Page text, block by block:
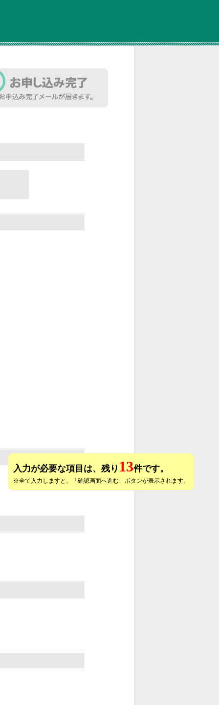
入力が必要な項目は、残り 13件です。
※全て入力しますと、「確認画面へ進む」ボタンが表示されます。